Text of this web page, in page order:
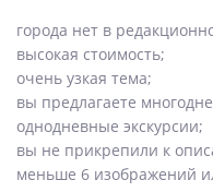
города нет в
высокая стоимость;
очень узкая тема;
вы предлагаете
однодневные экскурсии;
вы не прикрепили к
меньше 6 изображений